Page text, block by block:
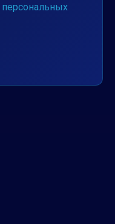
персональных